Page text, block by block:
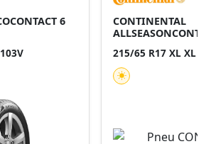
6
CONTINENTAL
215/65 R17 XL XL